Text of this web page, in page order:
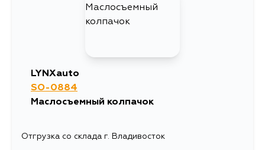
119
LYNXauto
SO-0884
Маслосъемный колпачок
Отгрузка со склада г. Владивосток